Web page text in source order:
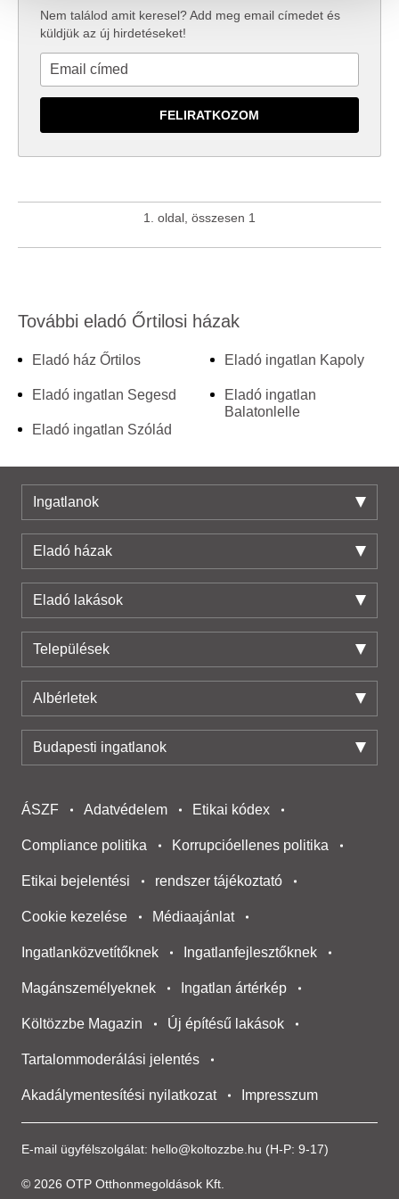
közösségi média-, hirdető- és elemező partnereinkkel
megosztjuk az Ön weboldalhasználatra vonatkozó
adatait, akik kombinálhatják az adatokat más olyan
adatokkal, amelyeket Ön adott meg számukra vagy az
Ön által használt más szolgáltatásokból gyűjtöttek.
Nem találod amit keresel? Add meg email címedet és
küldjük az új hirdetéseket!
1. oldal, összesen 1
További eladó Őrtilosi házak
Eladó ház Őrtilos
Eladó ingatlan Segesd
Eladó ingatlan Szólád
Eladó ingatlan Kapoly
Eladó ingatlan
Balatonlelle
Ingatlanok
Eladó házak
Eladó lakások
Települések
Albérletek
Budapesti ingatlanok
E-mail ügyfélszolgálat: hello@koltozzbe.hu (H-P: 9-17)
© 2026 OTP Otthonmegoldások Kft.
ÁSZF Adatvédelem Etikai kódex
Compliance politika Korrupcióellenes politika
Etikai bejelentési rendszer tájékoztató
Cookie kezelése Médiaajánlat
Ingatlanközvetítőknek Ingatlanfejlesztőknek
Magánszemélyeknek Ingatlan ártérkép
Költözzbe Magazin Új építésű lakások
Tartalommoderálási jelentés
Akadálymentesítési nyilatkozat Impresszum